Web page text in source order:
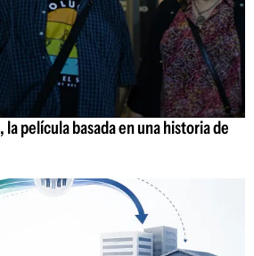
película basada en una historia de